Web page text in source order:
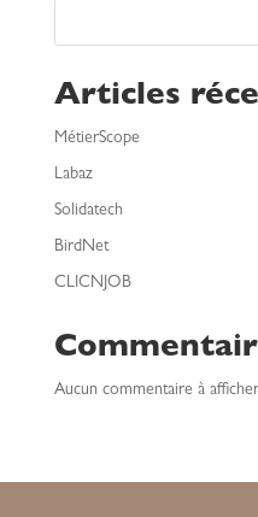
Articles
MétierScope
Labaz
Solidatech
BirdNet
CLICNJOB
Aucun commentaire à